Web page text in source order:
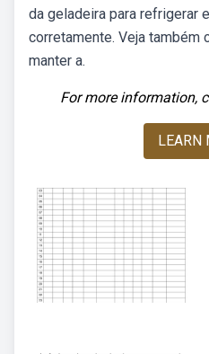
da geladeira para refrigerar
corretamente. Veja também
manter a.
For more information,
LEARN